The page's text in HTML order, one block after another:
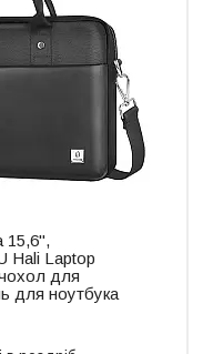
15,6",
Hali Laptop
для
для ноутбука